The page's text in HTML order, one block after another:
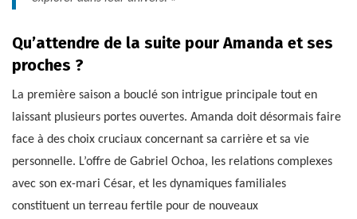
Qu’attendre de la suite pour Amanda et ses
proches ?
La première saison a bouclé son intrigue principale tout en
laissant plusieurs portes ouvertes. Amanda doit désormais faire
face à des choix cruciaux concernant sa carrière et sa vie
personnelle. L’offre de Gabriel Ochoa, les relations complexes
avec son ex-mari César, et les dynamiques familiales
constituent un terreau fertile pour de nouveaux